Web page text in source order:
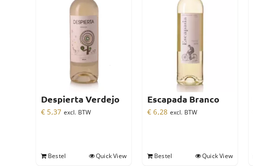
Despierta Verdejo
€ 5,37 excl. BTW
Bestel Quick View
Escapada Branco
€ 6,28 excl. BTW
Bestel Quick View